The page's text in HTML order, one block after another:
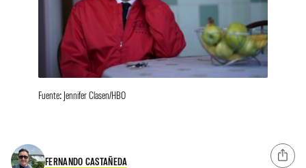
Fuente: Jennifer Clasen/HBO
FERNANDO CASTAÑEDA